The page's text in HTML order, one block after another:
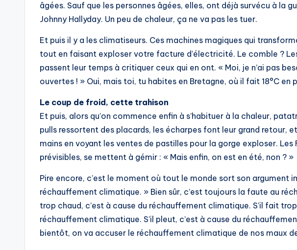
âgées. Sauf que les personnes âgées, elles, ont déjà survécu à la
Johnny Hallyday. Un peu de chaleur, ça ne va pas les tuer.
Et puis il y a les climatiseurs. Ces machines magiques qui
tout en faisant exploser votre facture d’électricité. Le comble ?
passent leur temps à critiquer ceux qui en ont. « Moi, je n’ai pas
ouvertes ! » Oui, mais toi, tu habites en Bretagne, où il fait 18°C en
Le coup de froid, cette trahison
Et puis, alors qu’on commence enfin à s’habituer à la chaleur,
pulls ressortent des placards, les écharpes font leur grand retour,
mains en voyant les ventes de pastilles pour la gorge exploser. Les
prévisibles, se mettent à gémir : « Mais enfin, on est en été, non ? »
Pire encore, c’est le moment où tout le monde sort son argument
réchauffement climatique. » Bien sûr, c’est toujours la faute au
trop chaud, c’est à cause du réchauffement climatique. S’il fait
réchauffement climatique. S’il pleut, c’est à cause du
bientôt, on va accuser le réchauffement climatique de nos maux